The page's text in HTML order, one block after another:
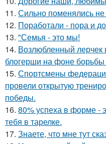
11. Сильно поменялись не
12. Поработали - пора и
13. "Семья - это мы!
14. Возлюбленный лерчек
блогерши на фоне борьбы
15. Спортсмены
провели открытую
победы.
16. 80% успеха в форме -
тебя в тарелке.
17. Знаете, что мне тут